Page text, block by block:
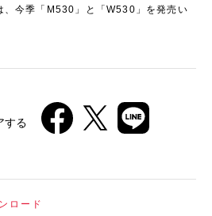
、今季「M530」と「W530」を発売い
する
ロード